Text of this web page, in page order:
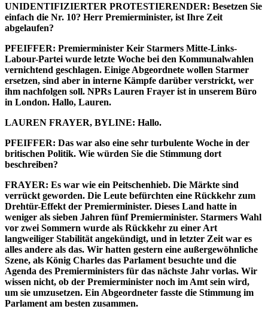
UNIDENTIFIZIERTER PROTESTIERENDER: Besetzen Sie
einfach die Nr. 10? Herr Premierminister, ist Ihre Zeit
abgelaufen?
PFEIFFER: Premierminister Keir Starmers Mitte-Links-
Labour-Partei wurde letzte Woche bei den Kommunalwahlen
vernichtend geschlagen. Einige Abgeordnete wollen Starmer
ersetzen, sind aber in interne Kämpfe darüber verstrickt, wer
ihm nachfolgen soll. NPRs Lauren Frayer ist in unserem Büro
in London. Hallo, Lauren.
LAUREN FRAYER, BYLINE: Hallo.
PFEIFFER: Das war also eine sehr turbulente Woche in der
britischen Politik. Wie würden Sie die Stimmung dort
beschreiben?
FRAYER: Es war wie ein Peitschenhieb. Die Märkte sind
verrückt geworden. Die Leute befürchten eine Rückkehr zum
Drehtür-Effekt der Premierminister. Dieses Land hatte in
weniger als sieben Jahren fünf Premierminister. Starmers Wahl
vor zwei Sommern wurde als Rückkehr zu einer Art
langweiliger Stabilität angekündigt, und in letzter Zeit war es
alles andere als das. Wir hatten gestern eine außergewöhnliche
Szene, als König Charles das Parlament besuchte und die
Agenda des Premierministers für das nächste Jahr vorlas. Wir
wissen nicht, ob der Premierminister noch im Amt sein wird,
um sie umzusetzen. Ein Abgeordneter fasste die Stimmung im
Parlament am besten zusammen.